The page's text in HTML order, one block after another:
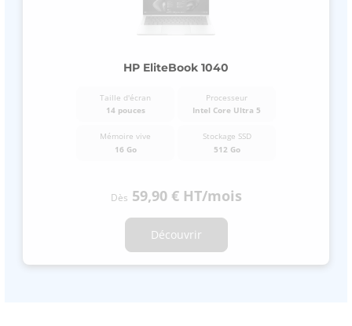
HP EliteBook 1040
Taille d'écran
14 pouces
Processeur
Intel Core Ultra 5
Mémoire vive
16 Go
Stockage SSD
512 Go
Dès 59,90 € HT/mois
Découvrir